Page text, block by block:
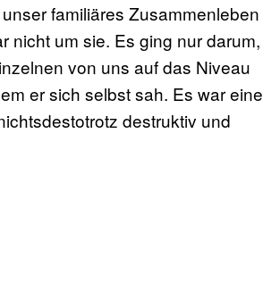
familiäres Zusammenleben
nicht um sie. Es ging nur darum,
von uns auf das Niveau
er sich selbst sah. Es war eine
destruktiv und